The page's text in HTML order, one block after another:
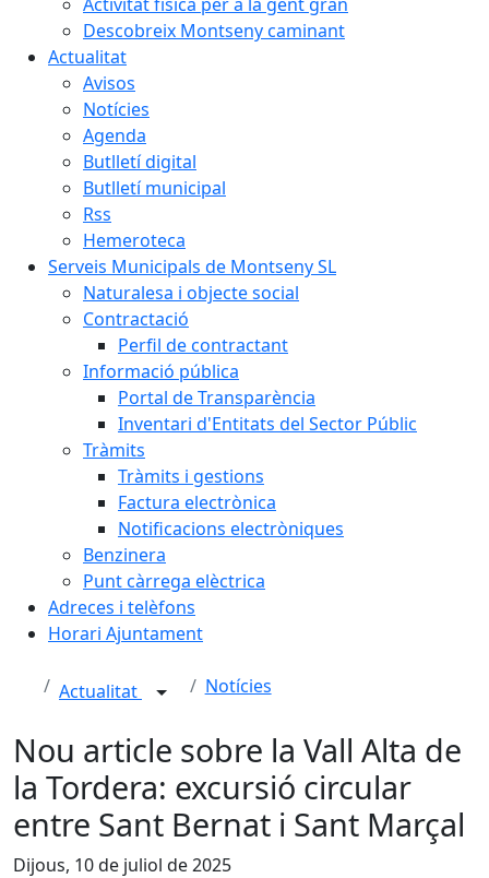
Descobreix Montseny caminant
Actualitat
Avisos
Notícies
Agenda
Butlletí digital
Butlletí municipal
Rss
Hemeroteca
Serveis Municipals de Montseny SL
Naturalesa i objecte social
Contractació
Perfil de contractant
Informació pública
Portal de Transparència
Inventari d'Entitats del Sector Públic
Tràmits
Tràmits i gestions
Factura electrònica
Notificacions electròniques
Benzinera
Punt càrrega elèctrica
Adreces i telèfons
Horari Ajuntament
Actualitat Notícies
Nou article sobre la Vall Alta de
la Tordera: excursió circular
entre Sant Bernat i Sant Marçal
Dijous, 10 de juliol de 2025